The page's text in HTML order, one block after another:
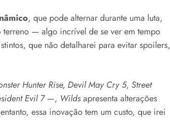
, que pode alternar durante uma luta,
terreno — algo incrível de se ver em tempo
que não detalharei para evitar spoilers,
Hunter Rise, Devil May Cry 5, Street
Evil 7—, Wildsapresenta alterações
essa inovação tem um custo, que irei